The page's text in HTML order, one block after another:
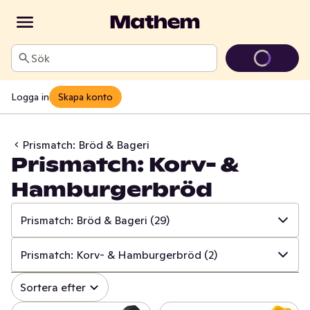
Sök
Logga in Skapa konto
Prismatch: Bröd & Bageri
Prismatch: Korv- &
Hamburgerbröd
Prismatch: Bröd & Bageri (29)
✓ Alla (533)
✓ Prismatch: Frukt & Grönt
Prismatch: Korv- & Hamburgerbröd (2)
✓ Alla (29)
Sortera efter